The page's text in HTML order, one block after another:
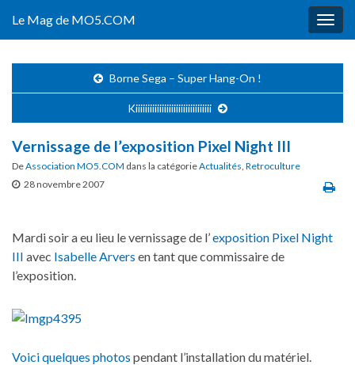
Le Mag de MO5.COM
Borne Sega – Super Hang-On !
Kiiiiiiiiiiiiiiiiiiiiiiiiiiiiiiii
Vernissage de l’exposition Pixel Night III
DeAssociation MO5.COM dans la catégorieActualités, Retroculture
28 novembre 2007
Mardi soir a eu lieu le vernissage de l’exposition Pixel Night
III avec Isabelle Arvers en tant que commissaire de
l’exposition.
Voici quelques photos pendant l’installation du matériel.